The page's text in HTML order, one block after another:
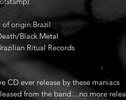
of origin:Brazil
Black Metal
Ritual Records
CD ever release by these maniacs
from the band....no more